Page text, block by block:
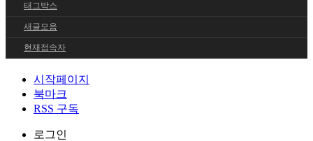
태그박스
새글모음
현재접속자
시작페이지
북마크
RSS 구독
로그인